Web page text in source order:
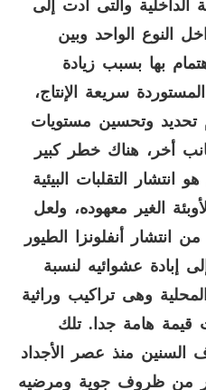
الداخلية والتى أدت إلى
النوع الواحد وبين
بها بسبب زيادة
سريعة الإنتاج،
تحديد وتحسين مستويات
أخر، هناك خطر كبير
هو
انتشار التقلبات البيئية
الغير معهوده، ولعل
أنفلونزا الطيور
إبادة عشوائيه لنسبة
وهى تراكيب وراثية
قيمة هامة جدا .تلك
السنين منذ عصر الأجداد
من ظروف جوية ومرضيه